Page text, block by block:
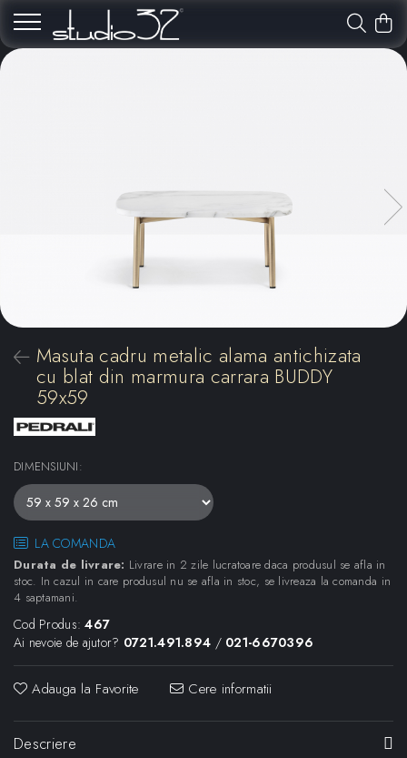
Masuta cadru metalic alama antichizata
cu blat din marmura carrara BUDDY
59x59
DIMENSIUNI:
LA COMANDA
Durata de livrare: Livrare in 2 zile lucratoare daca produsul se afla in
stoc. In cazul in care produsul nu se afla in stoc, se livreaza la comanda in
4 saptamani.
Cod Produs: 467
Ai nevoie de ajutor? 0721.491.894 / 021-6670396
Adauga la Favorite Cere informatii
Descriere